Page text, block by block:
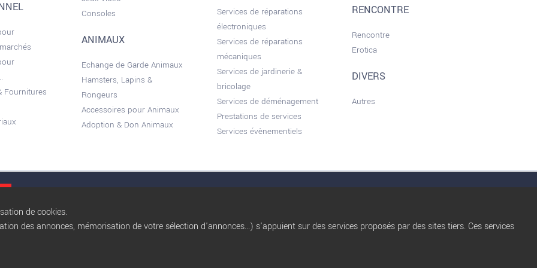
Fournitures
Consoles
ANIMAUX
Echange de Garde Animaux
Hamsters, Lapins &
Rongeurs
Accessoires pour Animaux
Adoption & Don Animaux
Services de réparations
électroniques
Services de réparations
mécaniques
Services de jardinerie &
bricolage
Services de déménagement
Prestations de services
Services évènementiels
RENCONTRE
Rencontre
Erotica
DIVERS
Autres
Règles de diffusion
Blog trocbuy
de cookies.
des annonces, mémorisation de votre sélection d'annonces...) s'appuient sur des services proposés par des sites tiers. Ces services